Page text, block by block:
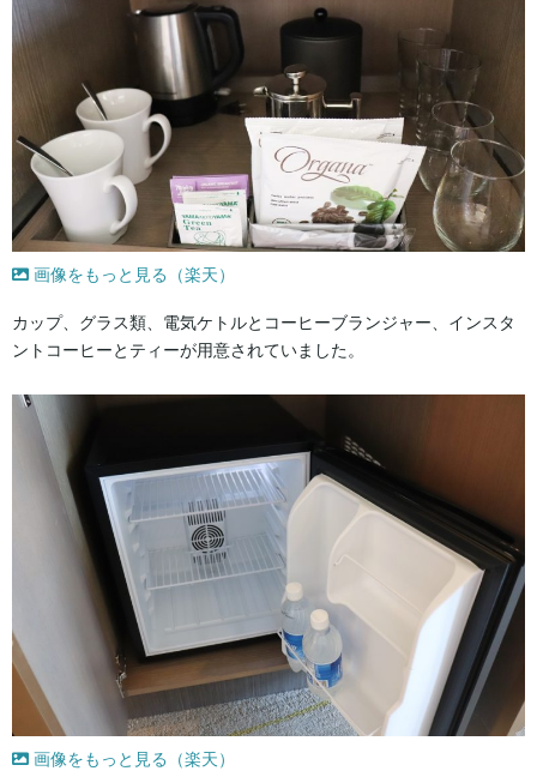
画像をもっと見る（楽天）
カップ、グラス類、電気ケトルとコーヒーブランジャー、インスタ
ントコーヒーとティーが用意されていました。
画像をもっと見る（楽天）